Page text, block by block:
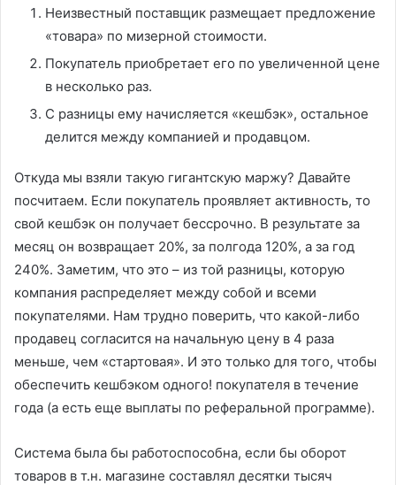
Неизвестный поставщик размещает предложение
«товара» по мизерной стоимости.
Покупатель приобретает его по увеличенной цене
в несколько раз.
С разницы ему начисляется «кешбэк», остальное
делится между компанией и продавцом.
Откуда мы взяли такую гигантскую маржу? Давайте
посчитаем. Если покупатель проявляет активность, то
свой кешбэк он получает бессрочно. В результате за
месяц он возвращает 20%, за полгода 120%, а за год
240%. Заметим, что это – из той разницы, которую
компания распределяет между собой и всеми
покупателями. Нам трудно поверить, что какой-либо
продавец согласится на начальную цену в 4 раза
меньше, чем «стартовая». И это только для того, чтобы
обеспечить кешбэком одного! покупателя в течение
года (а есть еще выплаты по реферальной программе).
Система была бы работоспособна, если бы оборот
товаров в т.н. магазине составлял десятки тысяч